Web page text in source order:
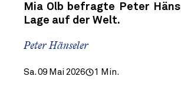
Mia Olb befragte Peter
Lage auf der Welt.
Peter Hänseler
Sa. 09 Mai 2026 1 Min.